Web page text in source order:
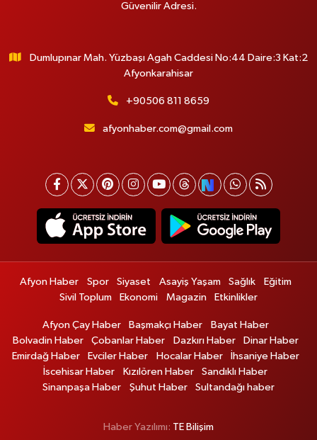
Güvenilir Adresi.
Dumlupınar Mah. Yüzbaşı Agah Caddesi No:44 Daire:3 Kat:2
Afyonkarahisar
+90506 811 8659
afyonhaber.com@gmail.com
Afyon Haber Spor Siyaset Asayiş Yaşam Sağlık
Eğitim
Sivil Toplum
Ekonomi Magazin Etkinlikler
Afyon Çay Haber Başmakçı Haber
Bayat Haber
Bolvadin Haber
Çobanlar Haber Dazkırı Haber
Dinar Haber
Emirdağ Haber
Evciler Haber Hocalar Haber
İhsaniye Haber
İscehisar Haber
Kızılören Haber
Sandıklı Haber
Sinanpaşa Haber
Şuhut Haber Sultandağı haber
Haber Yazılımı: TE Bilişim